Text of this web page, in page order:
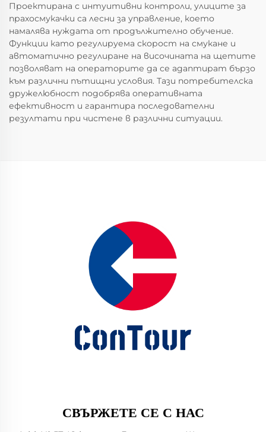
Проектирана с интуитивни контроли, улиците за
прахосмукачки са лесни за управление, което
намалява нуждата от продължително обучение.
Функции като регулируема скорост на смукане и
автоматично регулиране на височината на щетите
позволяват на операторите да се адаптират бързо
към различни пътищни условия. Тази потребителска
дружелюбност подобрява оперативната
ефективност и гарантира последователни
резултати при чистене в различни ситуации.
СВЪРЖЕТЕ СЕ С НАС